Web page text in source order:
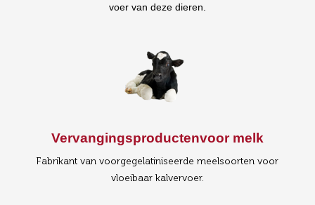
voer van deze dieren.
Vervangingsproductenvoor melk
Fabrikant van voorgegelatiniseerde meelsoorten voor
vloeibaar kalvervoer.